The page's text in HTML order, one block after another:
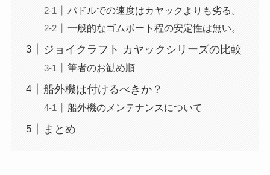
パドルでの速度はカヤックよりも劣る。
一般的なゴムボート程の安定性は無い。
ジョイクラフト カヤックシリーズの比較
筆者のお勧め順
船外機は付けるべきか？
船外機のメンテナンスについて
まとめ